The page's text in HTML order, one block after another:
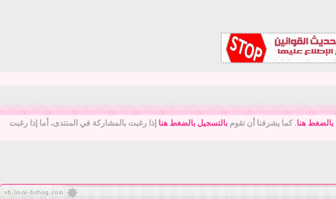
بالضغط هنا. كما يشرفنا أن تقوم بالتسجيل بالضغط هنا إذا رغبت بالمشاركة في المنتدى، أما إذا رغبت